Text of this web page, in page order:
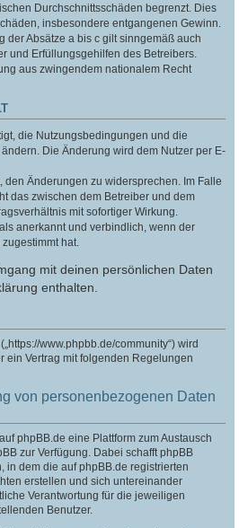
Durchschnittsschäden begrenzt. Dies
insbesondere entgangenen Gewinn.
der Absätze a bis c gilt sinngemäß auch
und Erfüllungsgehilfen des Betreibers.
aus zwingendem nationalem Recht
die Nutzungsbedingungen und die
Die Änderung wird dem Nutzer per E-
den Änderungen zu widersprechen. Im Falle
das zwischen dem Betreiber und dem
mit sofortiger Wirkung.
anerkannt und verbindlich, wenn der
hat.
mit deinen persönlichen Daten
enthalten.
www.phpbb.de/community“) wird
ein Vertrag mit folgenden Regelungen
von personenbezogenen Daten
phpBB.de eine Plattform zum Austausch
zur Verfügung. Dabei schafft phpBB
in dem die auf phpBB.de registrierten
erstellen und sich untereinander
Verantwortung für die jeweiligen
Benutzer.